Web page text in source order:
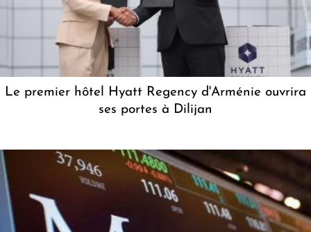
Le premier hôtel Hyatt Regency d'Arménie ouvrira
ses portes à Dilijan